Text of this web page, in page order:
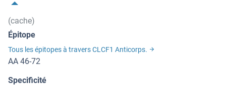
(cache)
Épitope
Tous les épitopes à travers CLCF1 Anticorps.
AA 46-72
Specificité